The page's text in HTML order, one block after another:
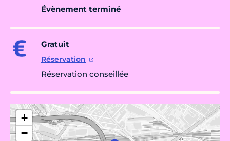
Évènement terminé
Gratuit
Réservation
Réservation conseillée
+
−